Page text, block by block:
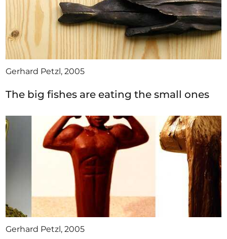
Gerhard Petzl, 2005
The big fishes are eating the small ones
Gerhard Petzl, 2005